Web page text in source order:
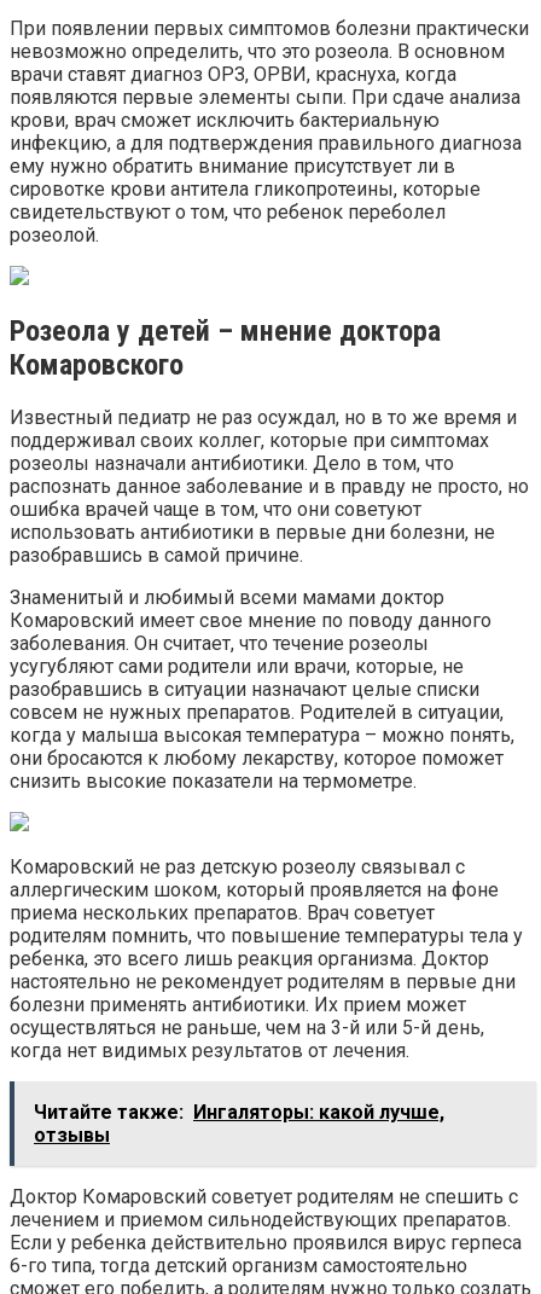
При появлении первых симптомов болезни практически
невозможно определить, что это розеола. В основном
врачи ставят диагноз ОРЗ, ОРВИ, краснуха, когда
появляются первые элементы сыпи. При сдаче анализа
крови, врач сможет исключить бактериальную
инфекцию, а для подтверждения правильного диагноза
ему нужно обратить внимание присутствует ли в
сировотке крови антитела гликопротеины, которые
свидетельствуют о том, что ребенок переболел
розеолой.
Розеола у детей – мнение доктора
Комаровского
Известный педиатр не раз осуждал, но в то же время и
поддерживал своих коллег, которые при симптомах
розеолы назначали антибиотики. Дело в том, что
распознать данное заболевание и в правду не просто, но
ошибка врачей чаще в том, что они советуют
использовать антибиотики в первые дни болезни, не
разобравшись в самой причине.
Знаменитый и любимый всеми мамами доктор
Комаровский имеет свое мнение по поводу данного
заболевания. Он считает, что течение розеолы
усугубляют сами родители или врачи, которые, не
разобравшись в ситуации назначают целые списки
совсем не нужных препаратов. Родителей в ситуации,
когда у малыша высокая температура – можно понять,
они бросаются к любому лекарству, которое поможет
снизить высокие показатели на термометре.
Комаровский не раз детскую розеолу связывал с
аллергическим шоком, который проявляется на фоне
приема нескольких препаратов. Врач советует
родителям помнить, что повышение температуры тела у
ребенка, это всего лишь реакция организма. Доктор
настоятельно не рекомендует родителям в первые дни
болезни применять антибиотики. Их прием может
осуществляться не раньше, чем на 3-й или 5-й день,
когда нет видимых результатов от лечения.
Читайте также: Ингаляторы: какой лучше,
отзывы
Доктор Комаровский советует родителям не спешить с
лечением и приемом сильнодействующих препаратов.
Если у ребенка действительно проявился вирус герпеса
6-го типа, тогда детский организм самостоятельно
сможет его победить, а родителям нужно только создать